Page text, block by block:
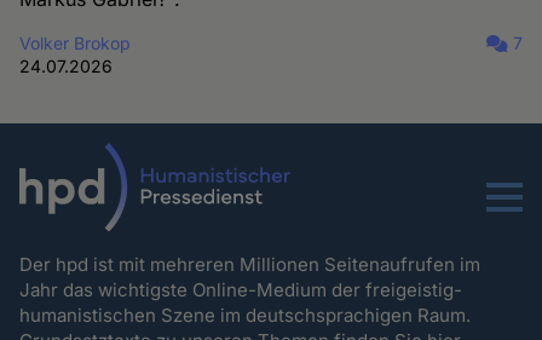
Volker Brokop
24.07.2026
7
Menu
Der hpd ist mit mehreren Millionen Seitenaufrufen im
Jahr das wichtigste Online-Medium der freigeistig-
humanistischen Szene im deutschsprachigen Raum.